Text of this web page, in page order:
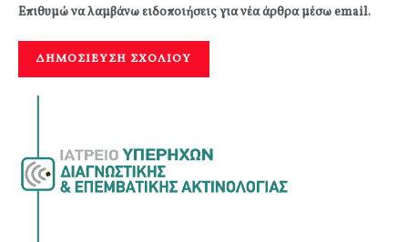
Επιθυμώ να λαμβάνω ειδοποιήσεις για νέα άρθρα μέσω email.